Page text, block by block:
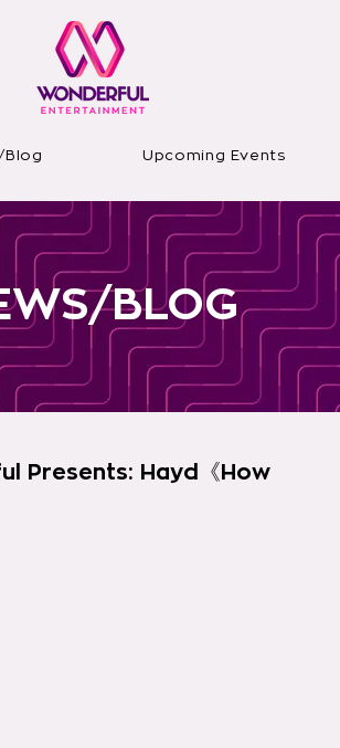
Blog Upcoming Events
BLOG
Presents: Hayd《How